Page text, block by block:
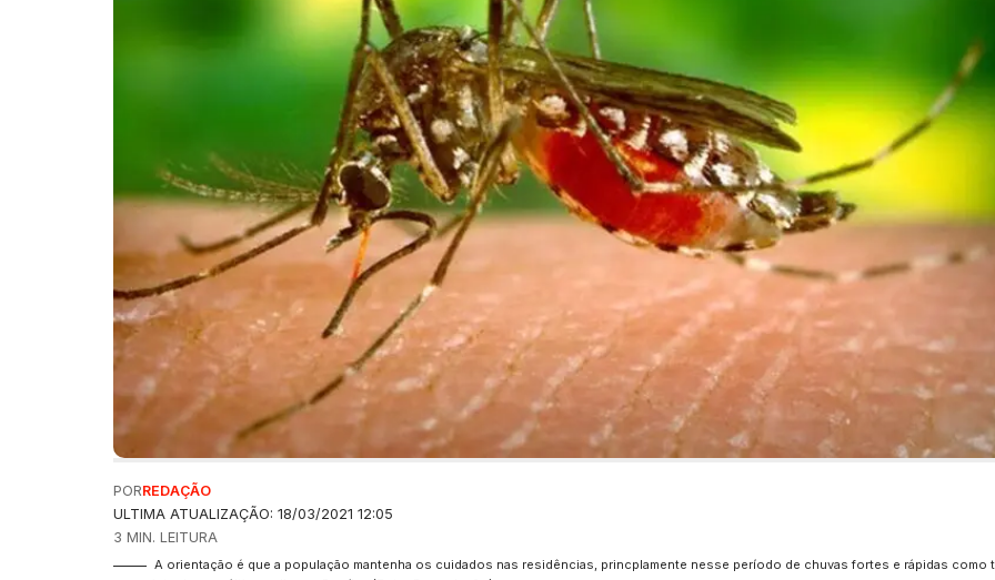
ULTIMA ATUALIZAÇÃO: 18/03/2021 12:05
PORREDAÇÃO
3 MIN. LEITURA
A orientação é que a população mantenha os cuidados nas residências, princplamente nesse período de chuvas fortes e rápidas como